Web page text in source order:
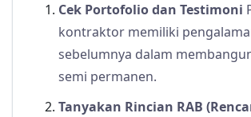
Cek Portofolio dan Testimoni
kontraktor memiliki
sebelumnya dalam
semi permanen.
Tanyakan Rincian RAB